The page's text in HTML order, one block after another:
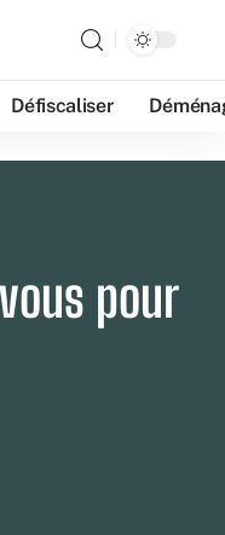
Défiscaliser
pour